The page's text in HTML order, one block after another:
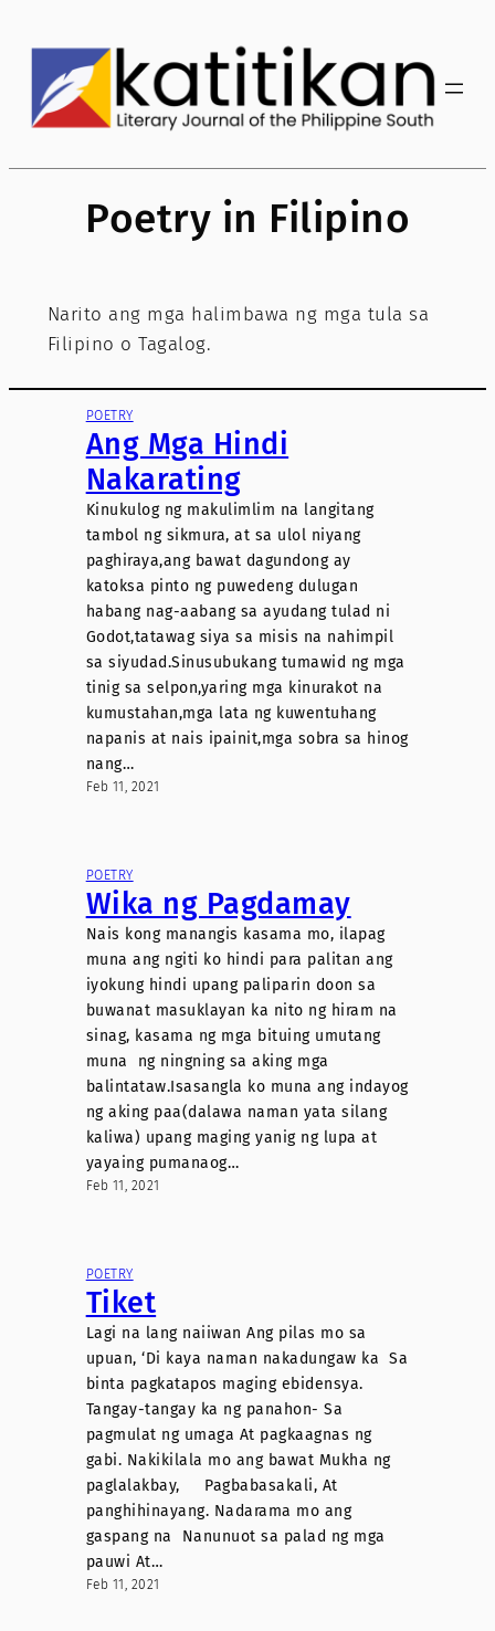
content
Poetry in Filipino
Narito ang mga halimbawa ng mga tula sa
Filipino o Tagalog.
POETRY
Ang Mga Hindi
Nakarating
Kinukulog ng makulimlim na langitang
tambol ng sikmura, at sa ulol niyang
paghiraya,ang bawat dagundong ay
katoksa pinto ng puwedeng dulugan
habang nag-aabang sa ayudang tulad ni
Godot,tatawag siya sa misis na nahimpil
sa siyudad.Sinusubukang tumawid ng mga
tinig sa selpon,yaring mga kinurakot na
kumustahan,mga lata ng kuwentuhang
napanis at nais ipainit,mga sobra sa hinog
nang…
Feb 11, 2021
POETRY
Wika ng Pagdamay
Nais kong manangis kasama mo, ilapag
muna ang ngiti ko hindi para palitan ang
iyokung hindi upang paliparin doon sa
buwanat masuklayan ka nito ng hiram na
sinag, kasama ng mga bituing umutang
muna ng ningning sa aking mga
balintataw.Isasangla ko muna ang indayog
ng aking paa(dalawa naman yata silang
kaliwa) upang maging yanig ng lupa at
yayaing pumanaog…
Feb 11, 2021
POETRY
Tiket
Lagi na lang naiiwan Ang pilas mo sa
upuan, ‘Di kaya naman nakadungaw ka Sa
binta pagkatapos maging ebidensya.
Tangay-tangay ka ng panahon- Sa
pagmulat ng umaga At pagkaagnas ng
gabi. Nakikilala mo ang bawat Mukha ng
paglalakbay, Pagbabasakali, At
panghihinayang. Nadarama mo ang
gaspang na Nanunuot sa palad ng mga
pauwi At…
Feb 11, 2021